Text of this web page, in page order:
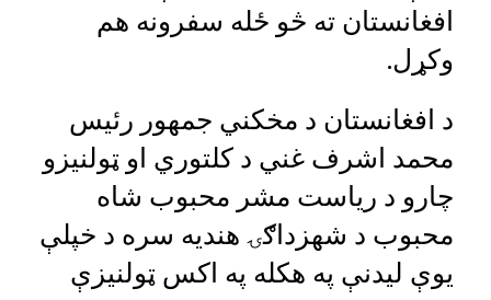
افغانستان ته څو ځله سفرونه هم
وکړل.
د افغانستان د مخکني جمهور رئیس
محمد اشرف غني د کلتوري او ټولنیزو
چارو د ریاست مشر محبوب شاه
محبوب د شهزداګۍ هندیه سره د خپلې
یوې لیدنې په هکله په اکس ټولنیزې